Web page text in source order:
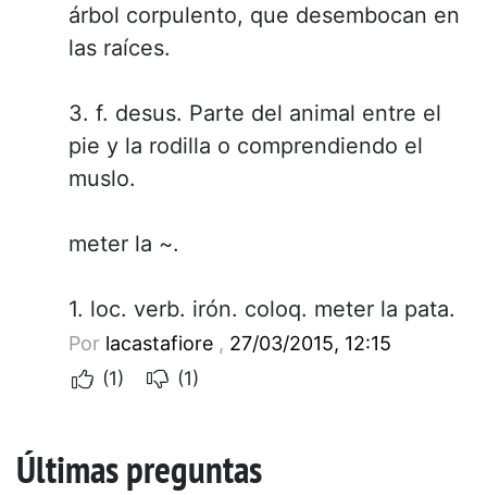
árbol corpulento, que desembocan en
las raíces.
3. f. desus. Parte del animal entre el
pie y la rodilla o comprendiendo el
muslo.
meter la ~.
1. loc. verb. irón. coloq. meter la pata.
Por lacastafiore , 27/03/2015, 12:15
(1)
(1)
Últimas preguntas